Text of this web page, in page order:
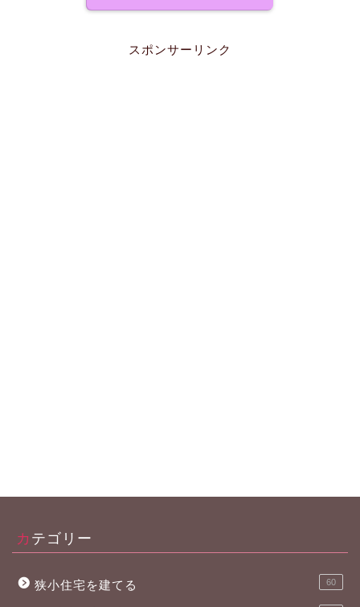
スポンサーリンク
カテゴリー
狭小住宅を建てる 60